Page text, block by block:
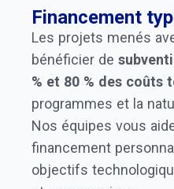
Financement
Les projets menés
bénéficier de
% et 80 % des coûts
programmes et la
Nos équipes vous
financement
objectifs